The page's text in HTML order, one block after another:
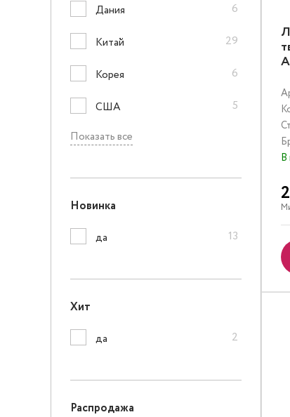
Дания 6
Китай 29
Корея 6
США 5
Показать все
Новинка
да 13
Хит
да 2
Распродажа
В